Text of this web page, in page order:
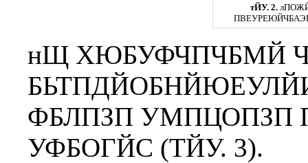
тЙУ. 2.
нЩ ХЮБУФЧПЧБМЙ
ФБЛПЗП УМПЦОПЗП
УФБОГЙС (ТЙУ. 3).